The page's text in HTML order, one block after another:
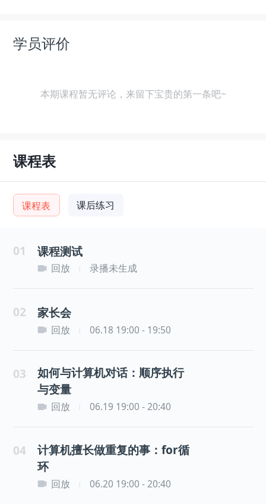
学员评价
本期课程暂无评论，来留下宝贵的第一条吧~
课程表
课程表 课后练习
01 课程测试
回放 录播未生成
02 家长会
回放 06.18 19:00 - 19:50
03
如何与计算机对话：顺序执行
与变量
回放 06.19 19:00 - 20:40
04
计算机擅长做重复的事：for循
环
回放 06.20 19:00 - 20:40